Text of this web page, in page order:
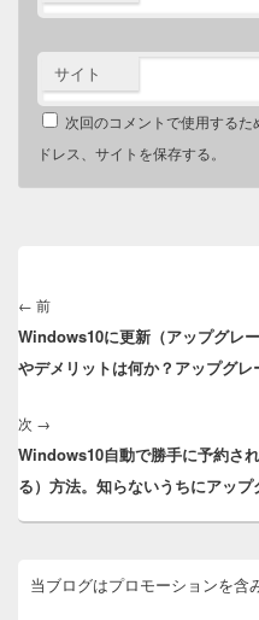
サイト
次回のコメントで使用する
ドレス、サイトを保存する。
稿
ナ
ビ
ゲ
ー
シ
ョ
ン
← 前
の
投
Windows10に更新（アップグレ
やデメリットは何か？アップグレ
次 →
の
投
稿:
Windows10自動で勝手に予約さ
る）方法。知らないうちにアップ
イ当ブログはプロモーションを含